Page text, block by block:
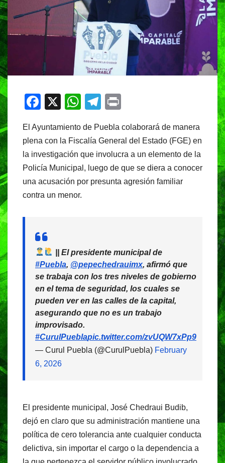
F
c
e
b
o
o
X
W
at
s
A
p
p
T
e
gr
a
m
t
El Ayuntamiento de Puebla colaborará de manera
plena con la Fiscalía General del Estado (FGE) en
la investigación que involucra a un elemento de la
Policía Municipal, luego de que se diera a conocer
una acusación por presunta agresión familiar
contra un menor.
|| El presidente municipal de
#Puebla, @pepechedrauimx, afirmó que
se trabaja con los tres niveles de gobierno
en el tema de seguridad, los cuales se
pueden ver en las calles de la capital,
asegurando que no es un trabajo
improvisado.
#CurulPueblapic.twitter.com/zvUQW7xPp9
— Curul Puebla (@CurulPuebla) February
6, 2026
El presidente municipal, José Chedraui Budib,
dejó en claro que su administración mantiene una
política de cero tolerancia ante cualquier conducta
delictiva, sin importar el cargo o la dependencia a